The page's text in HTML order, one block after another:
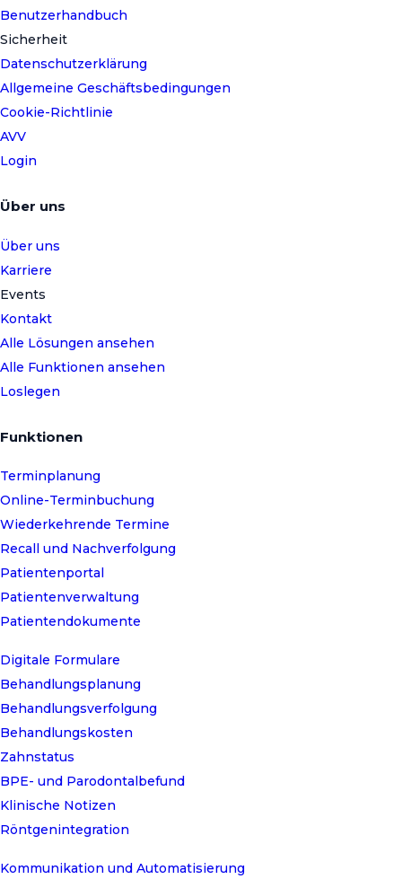
Benutzerhandbuch
Sicherheit
Datenschutzerklärung
Allgemeine Geschäftsbedingungen
Cookie-Richtlinie
AVV
Login
Über uns
Über uns
Karriere
Events
Kontakt
Alle Lösungen ansehen
Alle Funktionen ansehen
Loslegen
Funktionen
Terminplanung
Online-Terminbuchung
Wiederkehrende Termine
Recall und Nachverfolgung
Patientenportal
Patientenverwaltung
Patientendokumente
Digitale Formulare
Behandlungsplanung
Behandlungsverfolgung
Behandlungskosten
Zahnstatus
BPE- und Parodontalbefund
Klinische Notizen
Röntgenintegration
Kommunikation und Automatisierung